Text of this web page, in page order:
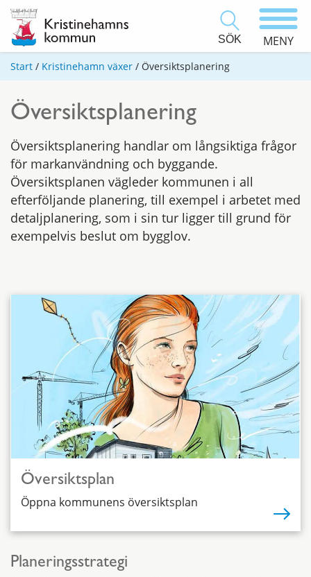
SÖK MENY
Start / Kristinehamn växer / Översiktsplanering
Översiktsplanering
Översiktsplanering handlar om långsiktiga frågor
för markanvändning och byggande.
Översiktsplanen vägleder kommunen i all
efterföljande planering, till exempel i arbetet med
detaljplanering, som i sin tur ligger till grund för
exempelvis beslut om bygglov.
Översiktsplan
Öppna kommunens översiktsplan
Planeringsstrategi